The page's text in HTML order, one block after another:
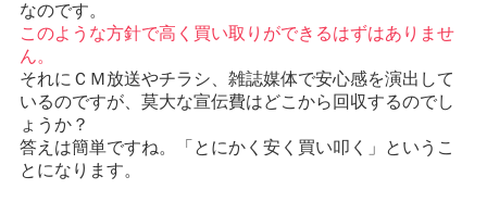
なのです。
このような方針で高く買い取りができるはずはありませ
ん。
それにＣＭ放送やチラシ、雑誌媒体で安心感を演出して
いるのですが、莫大な宣伝費はどこから回収するのでし
ょうか？
答えは簡単ですね。「とにかく安く買い叩く」というこ
とになります。